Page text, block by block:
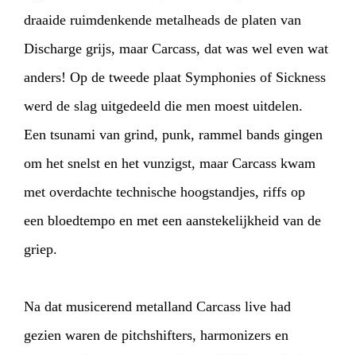
draaide ruimdenkende metalheads de platen van
Discharge grijs, maar Carcass, dat was wel even wat
anders! Op de tweede plaat Symphonies of Sickness
werd de slag uitgedeeld die men moest uitdelen.
Een tsunami van grind, punk, rammel bands gingen
om het snelst en het vunzigst, maar Carcass kwam
met overdachte technische hoogstandjes, riffs op
een bloedtempo en met een aanstekelijkheid van de
griep.
Na dat musicerend metalland Carcass live had
gezien waren de pitchshifters, harmonizers en